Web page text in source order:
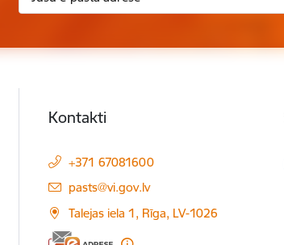
Kontakti
+371 67081600
E-pasts:
pasts@vi.gov.lv
Talejas iela 1, Rīga, LV-1026